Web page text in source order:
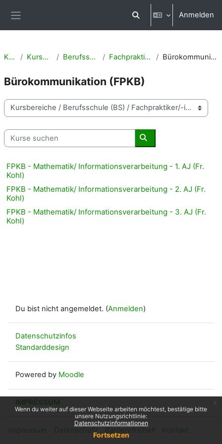
Wenn du weiter auf dieser Webseite arbeiten möchtest, bestätige bitte
unsere Nutzungsrichtlinie:
Datenschutzinformationen
Fortsetzen
Sucheingabe umschalten
Anmelden
Kurse Kursbereiche Berufsschule (BS) Fachpraktiker/-in (FP) Bürokommunikation (FPKB)
Bürokommunikation (FPKB)
Kursbereiche
Kurse suchen
Kurse suchen
FPKB - Mathematik/ Informationsverarbeitung - 1. AJ (Fr.
Kohl)
FPKB - Mathematik/ Informationsverarbeitung - 2. AJ (Fr.
Kohl)
FPKB - Mathematik/ Informationsverarbeitung - 3. AJ (Fr.
Kohl)
Du bist nicht angemeldet. (Anmelden)
Datenschutzinfos
Standarddesign
Powered by Moodle
IMPRESSUM
Impressum Datenschutz Barrierefreiheit Kontakt